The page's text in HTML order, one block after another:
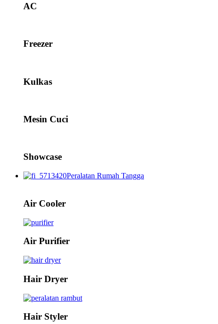
AC
Freezer
Kulkas
Mesin Cuci
Showcase
Peralatan Rumah Tangga
Air Cooler
Air Purifier
Hair Dryer
Hair Styler